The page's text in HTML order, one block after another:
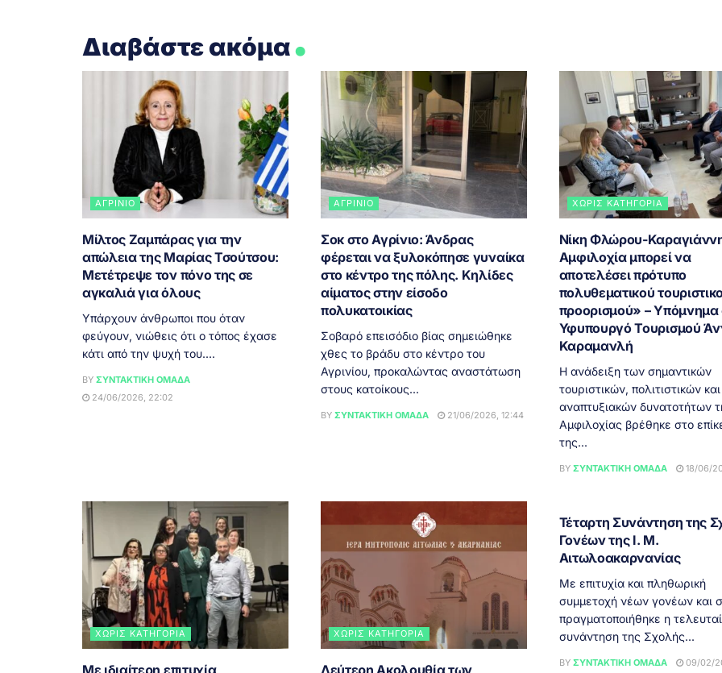
Διαβάστε ακόμα.
ΑΓΡΊΝΙΟ
Μίλτος Ζαμπάρας για την
απώλεια της Μαρίας Τσούτσου:
Μετέτρεψε τον πόνο της σε
αγκαλιά για όλους
Υπάρχουν άνθρωποι που όταν
φεύγουν, νιώθεις ότι ο τόπος έχασε
κάτι από την ψυχή του....
BY ΣΥΝΤΑΚΤΙΚΉ ΟΜΆΔΑ
24/06/2026, 22:02
ΑΓΡΊΝΙΟ
Σοκ στο Αγρίνιο: Άνδρας
φέρεται να ξυλοκόπησε γυναίκα
στο κέντρο της πόλης. Κηλίδες
αίματος στην είσοδο
πολυκατοικίας
Σοβαρό επεισόδιο βίας σημειώθηκε
χθες το βράδυ στο κέντρο του
Αγρινίου, προκαλώντας αναστάτωση
στους κατοίκους...
BY ΣΥΝΤΑΚΤΙΚΉ ΟΜΆΔΑ 21/06/2026, 12:44
ΧΩΡΊΣ ΚΑΤΗΓΟΡΊΑ
Νίκη Φλώρου-
Αμφιλοχία μπορεί να
αποτελέσει πρότυπο
πολυθεματικού
προορισμού» – Υπόμνημα
Υφυπουργό Τουρισμού
Καραμανλή
Η ανάδειξη των σημαντικών
τουριστικών, πολιτιστικών και
αναπτυξιακών δυνατοτήτων
Αμφιλοχίας βρέθηκε στο
της...
BY ΣΥΝΤΑΚΤΙΚΉ ΟΜΆΔΑ 18/06/
ΧΩΡΊΣ ΚΑΤΗΓΟΡΊΑ ΧΩΡΊΣ ΚΑΤΗΓΟΡΊΑ
Τέταρτη Συνάντηση της
Γονέων της Ι. Μ.
Αιτωλοακαρνανίας
Με επιτυχία και πληθωρική
συμμετοχή νέων γονέων και
πραγματοποιήθηκε η
συνάντηση της Σχολής...
BY ΣΥΝΤΑΚΤΙΚΉ ΟΜΆΔΑ 09/02/